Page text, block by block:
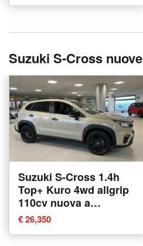
Suzuki S-Cross nuove
Suzuki S-Cross 1.4h
Top+ Kuro 4wd allgrip
110cv nuova a
Campodipietra
€ 26,350